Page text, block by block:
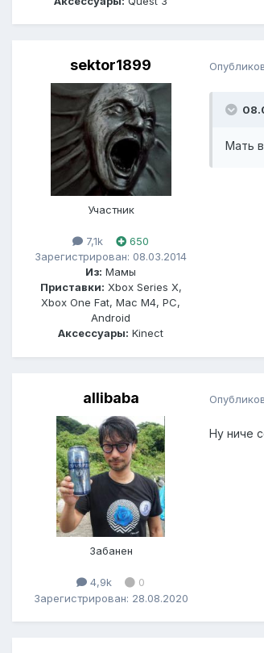
sektor1899
Участник
7,1k
650
Зарегистрирован: 08.03.2014
Из: Мамы
Приставки: Xbox Series X,
Xbox One Fat, Mac M4, PC,
Android
Аксессуары: Kinect
Мать
allibaba
Забанен
4,9k
0
Зарегистрирован: 28.08.2020
Ну ниче